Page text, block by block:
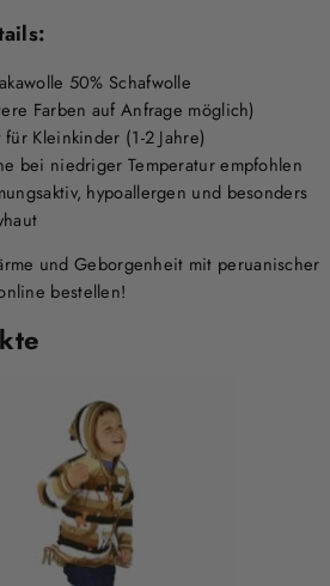
50% Schafwolle
Farben auf Anfrage möglich)
Kleinkinder (1-2 Jahre)
bei niedriger Temperatur empfohlen
hypoallergen und besonders
und Geborgenheit mit peruanischer
bestellen!